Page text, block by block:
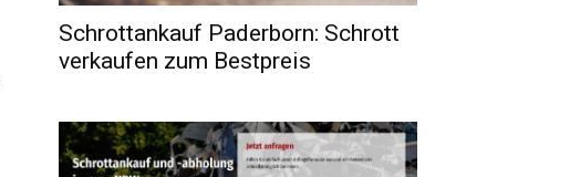
Schrottankauf Paderborn: Schrott
verkaufen zum Bestpreis